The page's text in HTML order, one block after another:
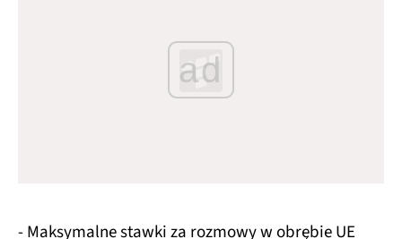
ad
- Maksymalne stawki za rozmowy w obrębie UE